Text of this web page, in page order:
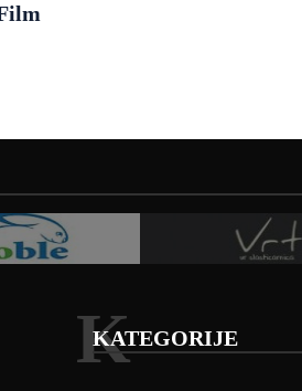
KATEGORIJE
K